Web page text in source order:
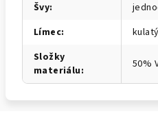
Švy:
Límec:
Složky
materiálu: 50%